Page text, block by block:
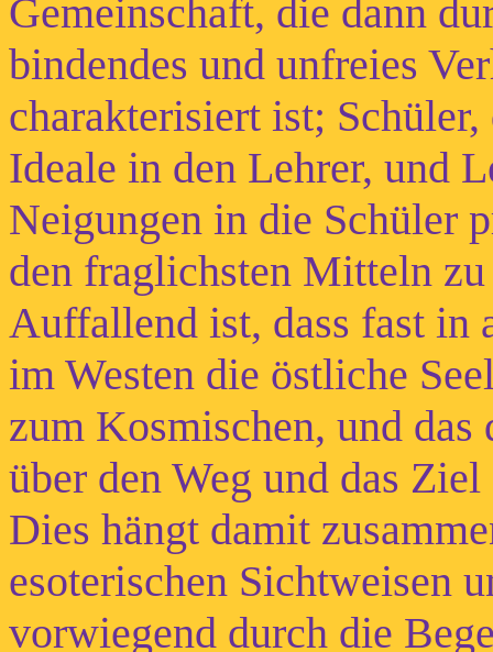
Gemeinschaft, die dann
bindendes und unfreies
charakterisiert ist;
Ideale in den Lehrer, und
Neigungen in die Schüler
den fraglichsten Mitteln
Auffallend ist, dass fast in
im Westen die östliche
zum Kosmischen, und das
über den Weg und das
Dies hängt damit
esoterischen Sichtweisen
vorwiegend durch die